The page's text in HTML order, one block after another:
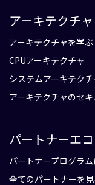
アーキテクチャ
アーキテクチャを学ぶ
CPUアーキテクチャ
システムアーキテクチ
アーキテクチャのセ
パートナーエ
パートナープログラ
全てのパートナーを見